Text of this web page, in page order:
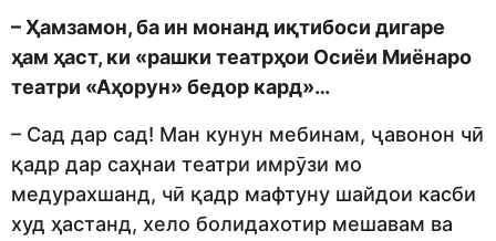
– Ҳамзамон, ба ин монанд иқтибоси дигаре
ҳам ҳаст, ки «рашки театрҳои Осиёи Миёнаро
театри «Аҳорун» бедор кард»…
– Сад дар сад! Ман кунун мебинам, ҷавонон чӣ
қадр дар саҳнаи театри имрӯзи мо
медурахшанд, чӣ қадр мафтуну шайдои касби
худ ҳастанд, хело болидахотир мешавам ва